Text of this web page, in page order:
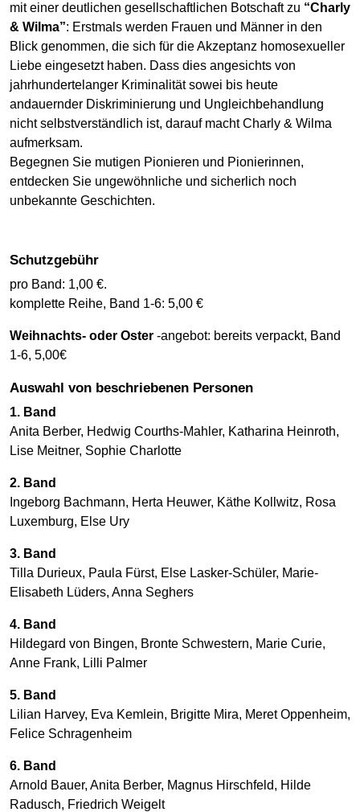
mit einer deutlichen gesellschaftlichen Botschaft zu “Charly
& Wilma”: Erstmals werden Frauen und Männer in den
Blick genommen, die sich für die Akzeptanz homosexueller
Liebe eingesetzt haben. Dass dies angesichts von
jahrhundertelanger Kriminalität sowei bis heute
andauernder Diskriminierung und Ungleichbehandlung
nicht selbstverständlich ist, darauf macht Charly & Wilma
aufmerksam.
Begegnen Sie mutigen Pionieren und Pionierinnen,
entdecken Sie ungewöhnliche und sicherlich noch
unbekannte Geschichten.
Schutzgebühr
pro Band: 1,00 €.
komplette Reihe, Band 1-6: 5,00 €
Weihnachts- oder Oster -angebot: bereits verpackt, Band
1-6, 5,00€
Auswahl von beschriebenen Personen
1. Band
Anita Berber, Hedwig Courths-Mahler, Katharina Heinroth,
Lise Meitner, Sophie Charlotte
2. Band
Ingeborg Bachmann, Herta Heuwer, Käthe Kollwitz, Rosa
Luxemburg, Else Ury
3. Band
Tilla Durieux, Paula Fürst, Else Lasker-Schüler, Marie-
Elisabeth Lüders, Anna Seghers
4. Band
Hildegard von Bingen, Bronte Schwestern, Marie Curie,
Anne Frank, Lilli Palmer
5. Band
Lilian Harvey, Eva Kemlein, Brigitte Mira, Meret Oppenheim,
Felice Schragenheim
6. Band
Arnold Bauer, Anita Berber, Magnus Hirschfeld, Hilde
Radusch, Friedrich Weigelt